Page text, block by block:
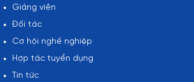
Giảng viên
Đối tác
Cơ hội nghề nghiệp
Hợp tác tuyển dụng
Tin tức